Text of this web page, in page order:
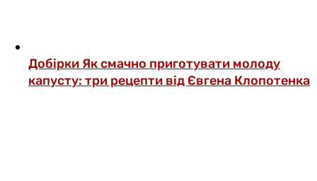
Добірки Як смачно приготувати молоду
капусту: три рецепти від Євгена Клопотенка